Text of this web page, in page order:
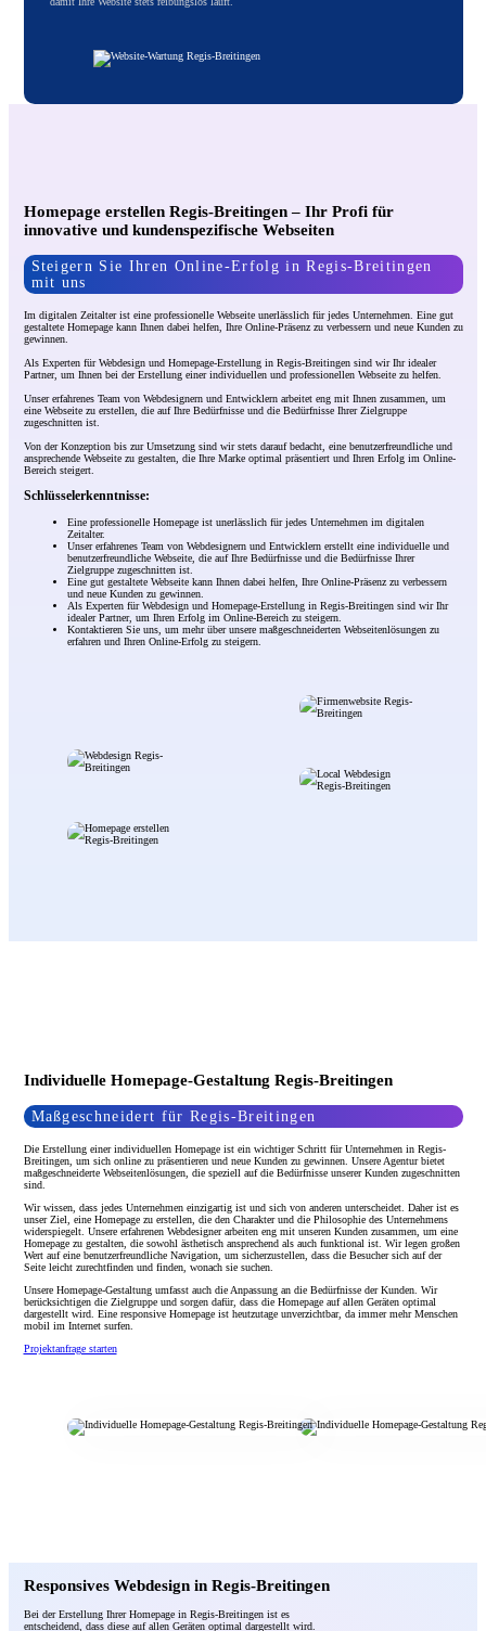
Homepage erstellen Regis-Breitingen – Ihr Profi für
innovative und kundenspezifische Webseiten
Steigern Sie Ihren Online-Erfolg in Regis-Breitingen
mit uns
Im digitalen Zeitalter ist eine professionelle Webseite unerlässlich für jedes Unternehmen. Eine gut
gestaltete Homepage kann Ihnen dabei helfen, Ihre Online-Präsenz zu verbessern und neue Kunden zu
gewinnen.
Als Experten für Webdesign und Homepage-Erstellung in Regis-Breitingen sind wir Ihr idealer
Partner, um Ihnen bei der Erstellung einer individuellen und professionellen Webseite zu helfen.
Unser erfahrenes Team von Webdesignern und Entwicklern arbeitet eng mit Ihnen zusammen, um
eine Webseite zu erstellen, die auf Ihre Bedürfnisse und die Bedürfnisse Ihrer Zielgruppe
zugeschnitten ist.
Von der Konzeption bis zur Umsetzung sind wir stets darauf bedacht, eine benutzerfreundliche und
ansprechende Webseite zu gestalten, die Ihre Marke optimal präsentiert und Ihren Erfolg im Online-
Bereich steigert.
Schlüsselerkenntnisse:
Eine professionelle Homepage ist unerlässlich für jedes Unternehmen im digitalen
Zeitalter.
Unser erfahrenes Team von Webdesignern und Entwicklern erstellt eine individuelle und
benutzerfreundliche Webseite, die auf Ihre Bedürfnisse und die Bedürfnisse Ihrer
Zielgruppe zugeschnitten ist.
Eine gut gestaltete Webseite kann Ihnen dabei helfen, Ihre Online-Präsenz zu verbessern
und neue Kunden zu gewinnen.
Als Experten für Webdesign und Homepage-Erstellung in Regis-Breitingen sind wir Ihr
idealer Partner, um Ihren Erfolg im Online-Bereich zu steigern.
Kontaktieren Sie uns, um mehr über unsere maßgeschneiderten Webseitenlösungen zu
erfahren und Ihren Online-Erfolg zu steigern.
Individuelle Homepage-Gestaltung Regis-Breitingen
Maßgeschneidert für Regis-Breitingen
Die Erstellung einer individuellen Homepage ist ein wichtiger Schritt für Unternehmen in Regis-
Breitingen, um sich online zu präsentieren und neue Kunden zu gewinnen. Unsere Agentur bietet
maßgeschneiderte Webseitenlösungen, die speziell auf die Bedürfnisse unserer Kunden zugeschnitten
sind.
Wir wissen, dass jedes Unternehmen einzigartig ist und sich von anderen unterscheidet. Daher ist es
unser Ziel, eine Homepage zu erstellen, die den Charakter und die Philosophie des Unternehmens
widerspiegelt. Unsere erfahrenen Webdesigner arbeiten eng mit unseren Kunden zusammen, um eine
Homepage zu gestalten, die sowohl ästhetisch ansprechend als auch funktional ist. Wir legen großen
Wert auf eine benutzerfreundliche Navigation, um sicherzustellen, dass die Besucher sich auf der
Seite leicht zurechtfinden und finden, wonach sie suchen.
Unsere Homepage-Gestaltung umfasst auch die Anpassung an die Bedürfnisse der Kunden. Wir
berücksichtigen die Zielgruppe und sorgen dafür, dass die Homepage auf allen Geräten optimal
dargestellt wird. Eine responsive Homepage ist heutzutage unverzichtbar, da immer mehr Menschen
mobil im Internet surfen.
Projektanfrage starten
Responsives Webdesign in Regis-Breitingen
Bei der Erstellung Ihrer Homepage in Regis-Breitingen ist es
entscheidend, dass diese auf allen Geräten optimal dargestellt wird.